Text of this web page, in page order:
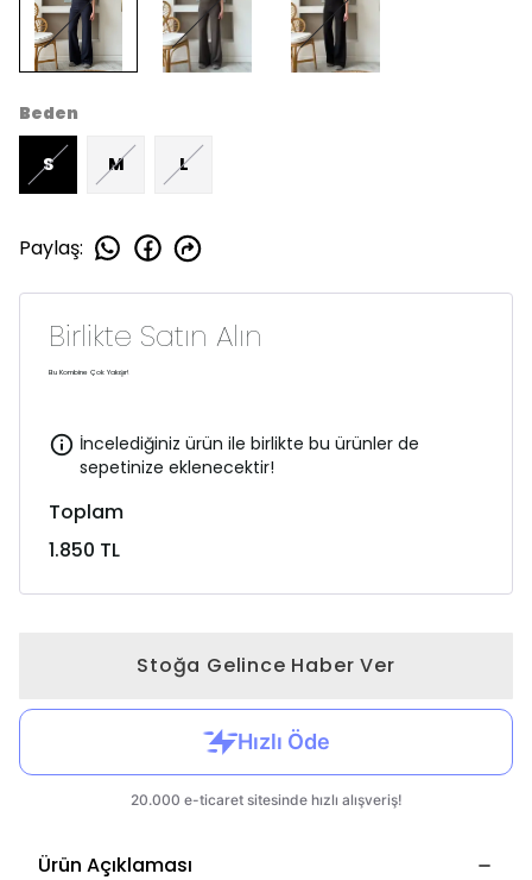
Beden
S M L
Paylaş:
Birlikte Satın Alın
Bu Kombine Çok Yakışır!
İncelediğiniz ürün ile birlikte bu ürünler de
sepetinize eklenecektir!
Toplam
1.850 TL
Stoğa Gelince Haber Ver
Ürün Açıklaması